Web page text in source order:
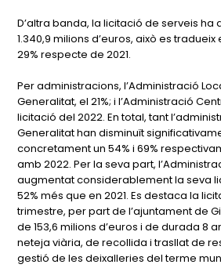
D’altra banda, la licitació de serveis ha
1.340,9 milions d’euros, això es
29% respecte de 2021.
Per administracions, l’Administració
Generalitat, el 21%; i l’Administració
licitació del 2022. En total, tant
Generalitat han disminuït
concretament un 54% i 69%
amb 2022. Per la seva part,
augmentat considerablement la seva
52% més que en 2021. Es destaca la
trimestre, per part de l’ajuntament de
de 153,6 milions d’euros i de durada 8
neteja viària, de recollida i trasllat de
gestió de les deixalleries del terme